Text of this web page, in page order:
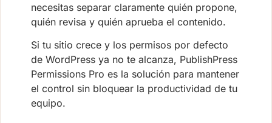
necesitas separar claramente quién propone,
quién revisa y quién aprueba el contenido.
Si tu sitio crece y los permisos por defecto
de WordPress ya no te alcanza, PublishPress
Permissions Pro es la solución para mantener
el control sin bloquear la productividad de tu
equipo.